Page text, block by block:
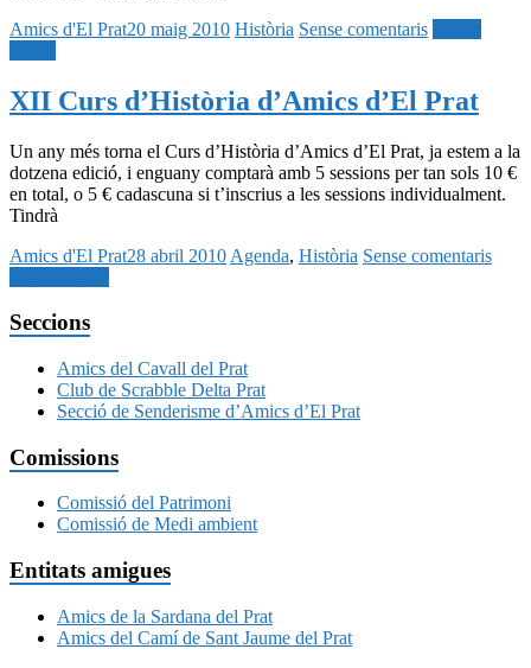
Amics d'El Prat20 maig 2010 Història Sense comentaris
XII Curs d’Història d’Amics d’El Prat
Un any més torna el Curs d’Història d’Amics d’El Prat, ja estem a la
dotzena edició, i enguany comptarà amb 5 sessions per tan sols 10 €
en total, o 5 € cadascuna si t’inscrius a les sessions individualment.
Tindrà
Amics d'El Prat28 abril 2010 Agenda, Història Sense comentaris
Seccions
Amics del Cavall del Prat
Club de Scrabble Delta Prat
Secció de Senderisme d’Amics d’El Prat
Comissions
Comissió del Patrimoni
Comissió de Medi ambient
Entitats amigues
Amics de la Sardana del Prat
Amics del Camí de Sant Jaume del Prat